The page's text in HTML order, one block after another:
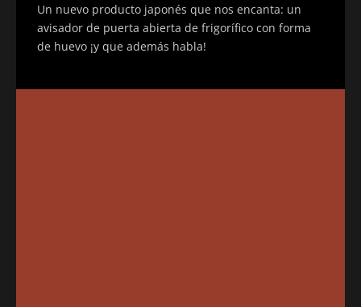
Un nuevo producto japonés que nos encanta: un
avisador de puerta abierta de frigorífico con forma
de huevo ¡y que además habla!